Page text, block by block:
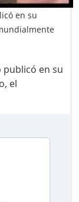
en su
publicó en su
el